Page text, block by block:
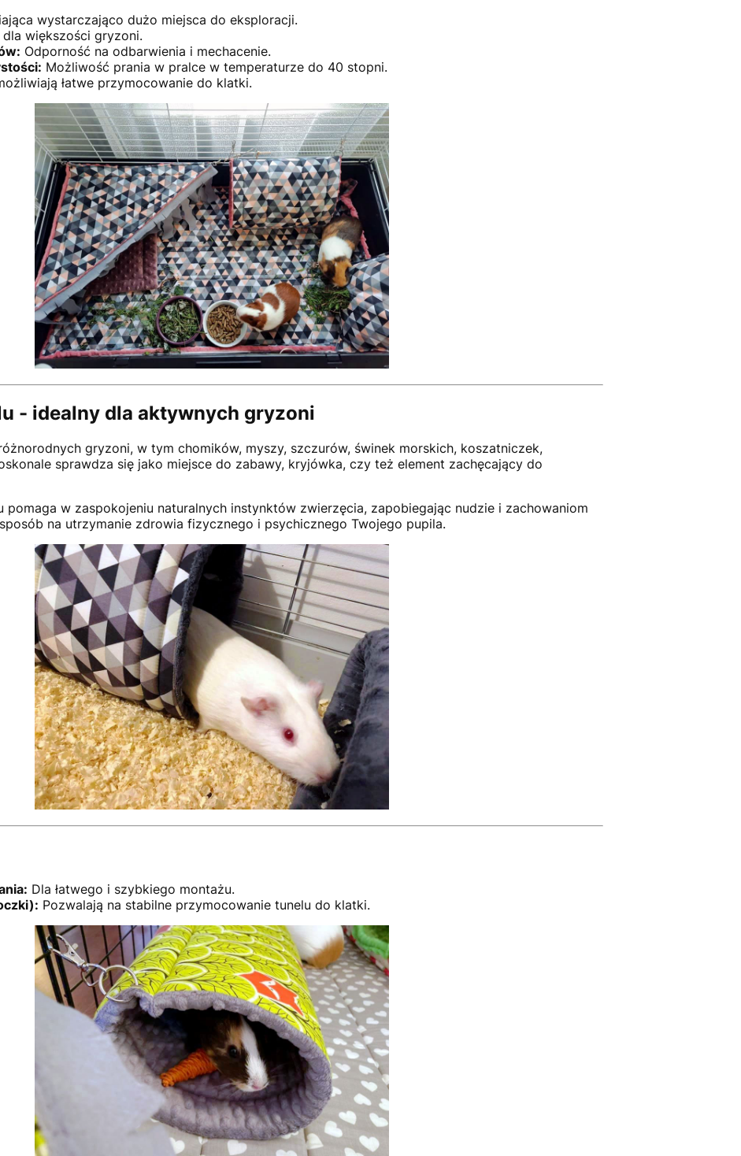
wystarczająco dużo miejsca do eksploracji.
dla większości gryzoni.
Odporność na odbarwienia i mechacenie.
Możliwość prania w pralce w temperaturze do 40 stopni.
łatwe przymocowanie do klatki.
- idealny dla aktywnych gryzoni
gryzoni, w tym chomików, myszy, szczurów, świnek morskich, koszatniczek,
sprawdza się jako miejsce do zabawy, kryjówka, czy też element zachęcający do
pomaga w zaspokojeniu naturalnych instynktów zwierzęcia, zapobiegając nudzie i zachowaniom
na utrzymanie zdrowia fizycznego i psychicznego Twojego pupila.
Dla łatwego i szybkiego montażu.
Pozwalają na stabilne przymocowanie tunelu do klatki.